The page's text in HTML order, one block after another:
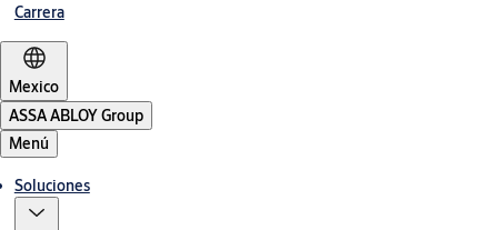
Carrera
Mexico
ASSA ABLOY Group
Menú
Soluciones